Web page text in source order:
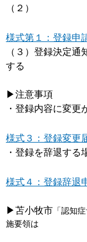
（２）
様式第１：登録申
（３）登録決定
する
▶注意事項
・登録内容に変更
様式３：登録変更
・登録を辞退する
様式４：登録辞退
▶苫小牧市 「認知
施要領は